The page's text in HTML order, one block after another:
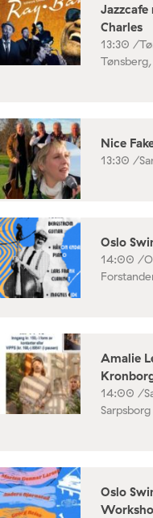
Charles
13:30 /
Nice
13:30 /
Oslo
14:00 /
Amalie
14:00 /
Sarpsborg
Oslo